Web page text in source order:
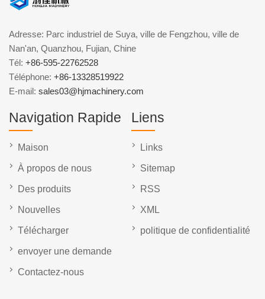
Adresse: Parc industriel de Suya, ville de Fengzhou, ville de
Nan'an, Quanzhou, Fujian, Chine
Tél: +86-595-22762528
Téléphone: +86-13328519922
E-mail: sales03@hjmachinery.com
Navigation Rapide
Maison
À propos de nous
Des produits
Nouvelles
Télécharger
envoyer une demande
Contactez-nous
Liens
Links
Sitemap
RSS
XML
politique de confidentialité